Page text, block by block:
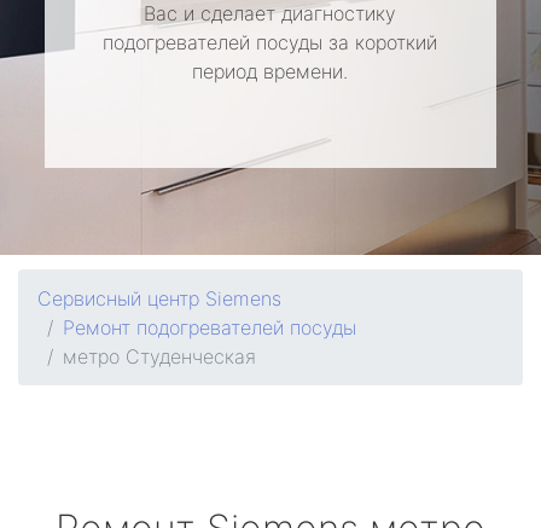
Вас и сделает диагностику
подогревателей посуды за короткий
период времени.
Сервисный центр Siemens
Ремонт подогревателей посуды
метро Студенческая